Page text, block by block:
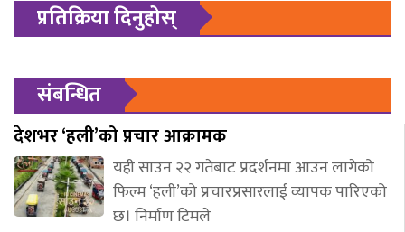
प्रतिक्रिया दिनुहोस्
संबन्धित
देशभर ‘हली’को प्रचार आक्रामक
यही साउन २२ गतेबाट प्रदर्शनमा आउन लागेको
फिल्म ‘हली’को प्रचारप्रसारलाई व्यापक पारिएको
छ। निर्माण टिमले